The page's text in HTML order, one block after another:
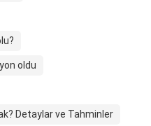
oldu
Detaylar ve Tahminler